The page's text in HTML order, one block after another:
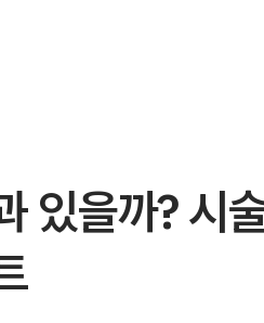
있을까? 시